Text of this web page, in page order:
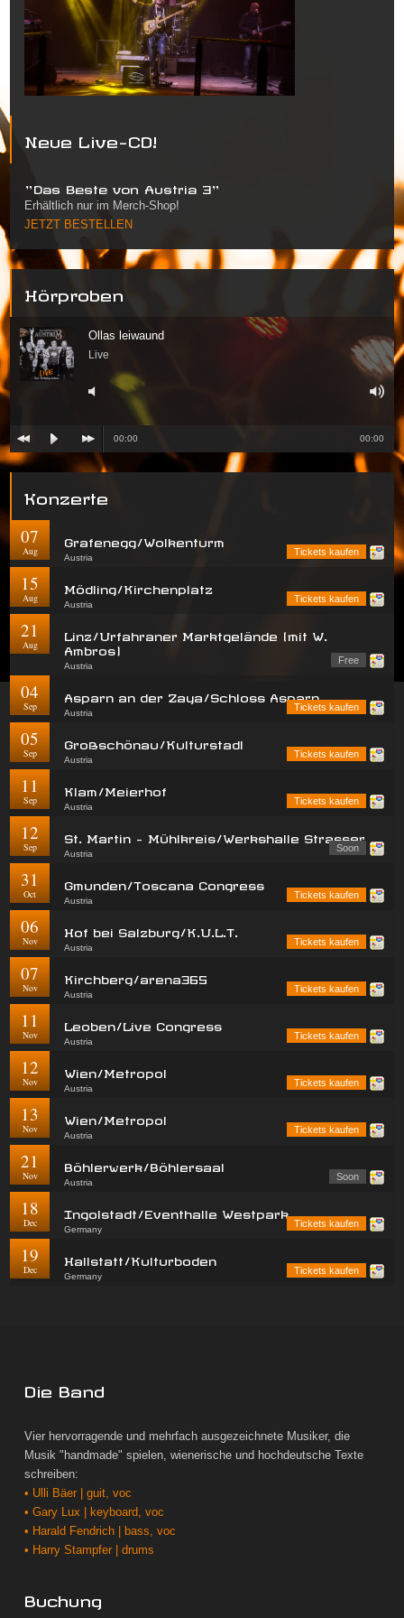
Neue Live-CD!
"Das Beste von Austria 3"
Erhältlich nur im Merch-Shop!
JETZT BESTELLEN
Hörproben
Ollas leiwaund
Live
00:00 00:00
Konzerte
07
Aug
Grafenegg/Wolkenturm
Austria
Tickets kaufen
15
Aug
Mödling/Kirchenplatz
Austria
Tickets kaufen
21
Aug
Linz/Urfahraner Marktgelände (mit W.
Ambros)
Austria
Free
04
Sep
Asparn an der Zaya/Schloss Asparn
Austria
Tickets kaufen
05
Sep
Großschönau/Kulturstadl
Austria
Tickets kaufen
11
Sep
Klam/Meierhof
Austria
Tickets kaufen
12
Sep
St. Martin - Mühlkreis/Werkshalle Strasser
Austria
Soon
31
Oct
Gmunden/Toscana Congress
Austria
Tickets kaufen
06
Nov
Hof bei Salzburg/K.U.L.T.
Austria
Tickets kaufen
07
Nov
Kirchberg/arena365
Austria
Tickets kaufen
11
Nov
Leoben/Live Congress
Austria
Tickets kaufen
12
Nov
Wien/Metropol
Austria
Tickets kaufen
13
Nov
Wien/Metropol
Austria
Tickets kaufen
21
Nov
Böhlerwerk/Böhlersaal
Austria
Soon
18
Dec
Ingolstadt/Eventhalle Westpark
Germany
Tickets kaufen
19
Dec
Hallstatt/Kulturboden
Germany
Tickets kaufen
Die Band
Vier hervorragende und mehrfach ausgezeichnete Musiker, die
Musik "handmade" spielen, wienerische und hochdeutsche Texte
schreiben:
• Ulli Bäer | guit, voc
• Gary Lux | keyboard, voc
• Harald Fendrich | bass, voc
• Harry Stampfer | drums
Buchung